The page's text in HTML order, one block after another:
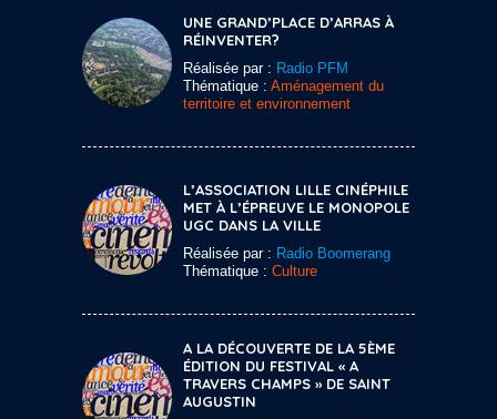
UNE GRAND’PLACE D’ARRAS À
RÉINVENTER?
Réalisée par : Radio PFM
Thématique : Aménagement du
territoire et environnement
L’ASSOCIATION LILLE CINÉPHILE
MET À L’ÉPREUVE LE MONOPOLE
UGC DANS LA VILLE
Réalisée par : Radio Boomerang
Thématique : Culture
A LA DÉCOUVERTE DE LA 5ÈME
ÉDITION DU FESTIVAL « A
TRAVERS CHAMPS » DE SAINT
AUGUSTIN